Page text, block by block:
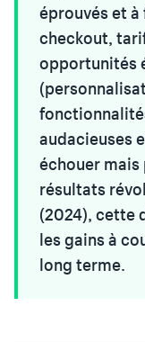
éprouvés et
checkout,
opportunités
audacieuses
échouer
résultats
(2024), cette
les gains à
long terme.